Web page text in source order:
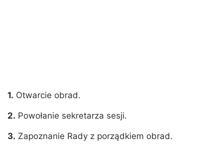
1. Otwarcie obrad.
2. Powołanie sekretarza sesji.
3. Zapoznanie Rady z porządkiem obrad.